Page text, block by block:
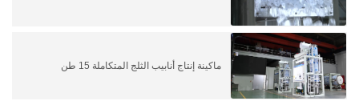
ماكينة إنتاج أنابيب الثلج المتكاملة 15 طن